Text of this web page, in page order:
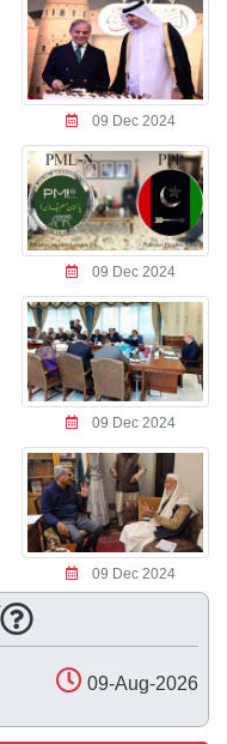
09 Dec 2024
09 Dec 2024
09 Dec 2024
09 Dec 2024
09-Aug-2026